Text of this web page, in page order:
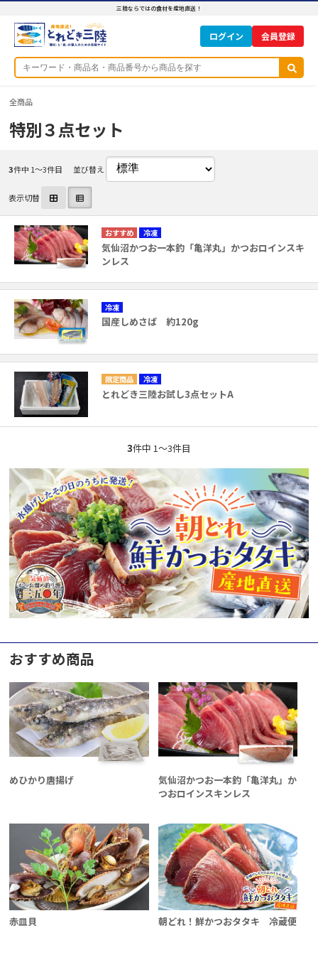
三陸ならではの食材を産地直送！
ログイン
全商品
特別３点セット
3件中 1〜3件目 並び替え
表示切替
冷凍
気仙沼かつお一本釣「亀洋丸」かつおロインスキ
ンレス
冷凍
国産しめさば 約120g
冷凍
とれどき三陸お試し3点セットA
3件中 1〜3件目
おすすめ商品
めひかり唐揚げ
気仙沼かつお一本釣「亀洋丸」か
つおロインスキンレス
赤皿貝 朝どれ！鮮かつおタタキ 冷蔵便